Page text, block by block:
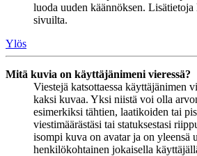
luoda uuden käännöksen.
sivuilta.
Ylös
Mitä kuvia on käyttäjänimeni vieressä?
Viestejä katsottaessa käyttäjänimen
kaksi kuvaa. Yksi niistä voi olla
esimerkiksi tähtien, laatikoiden tai
viestimäärästäsi tai statuksestasi
isompi kuva on avatar ja on yleensä
henkilökohtainen jokaisella